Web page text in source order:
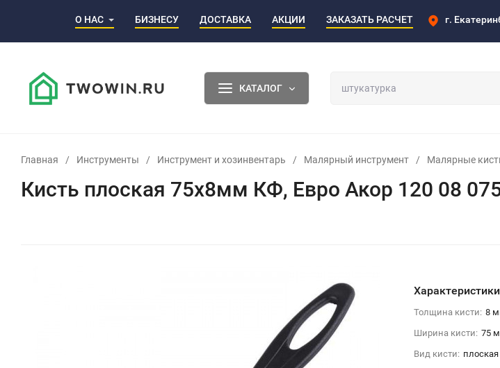
О НАС БИЗНЕСУ ДОСТАВКА АКЦИИ ЗАКАЗАТЬ РАСЧЕТ г.
КАТАЛОГ
Главная / Инструменты / Инструмент и хозинвентарь / Малярный инструмент / Малярные
Кисть плоская 75х8мм КФ, Евро Акор 120 08
Характеристики
Толщина кисти: 8
Ширина кисти: 75
Вид кисти: